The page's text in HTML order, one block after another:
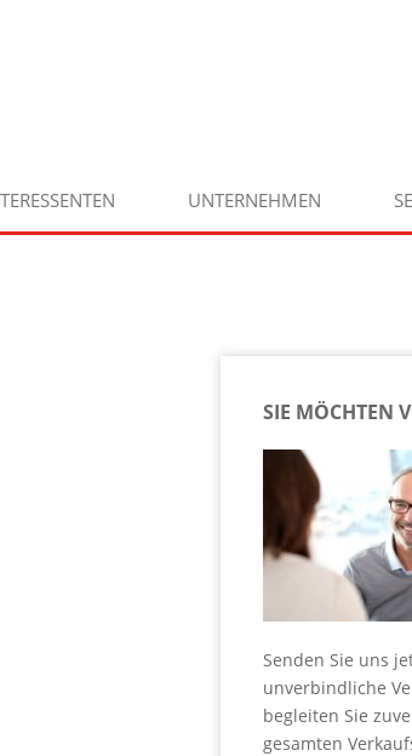
UNTERNEHMEN
SIE MÖCHTEN
Senden Sie uns
unverbindliche
begleiten Sie
gesamten